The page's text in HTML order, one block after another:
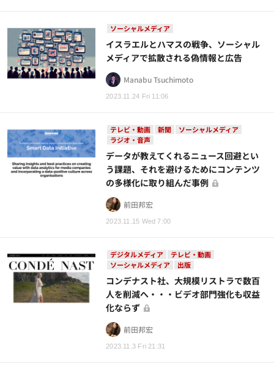
ソーシャルメディア
2023.11.24 Fri 11:06
イスラエルとハマスの戦争、ソーシャル
メディアで拡散される偽情報と広告
Manabu Tsuchimoto
テレビ・動画 新聞
ソーシャルメディア
ラジオ・音声
2023.11.15 Wed 7:00
データが教えてくれるニュース回避とい
う課題、それを避けるためにコンテンツ
の多様化に取り組んだ事例
前田邦宏
デジタルメディア
テレビ・動画
ソーシャルメディア
出版
2023.11.3 Fri 21:31
コンデナスト社、大規模リストラで数百
人を削減へ・・・ビデオ部門強化も収益
化ならず
前田邦宏